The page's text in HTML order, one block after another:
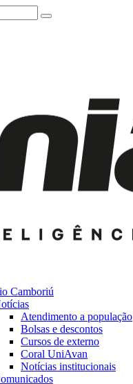
Camboriú
Atendimento a população
Bolsas e descontos
Cursos de externo
Coral UniAvan
Notícias institucionais